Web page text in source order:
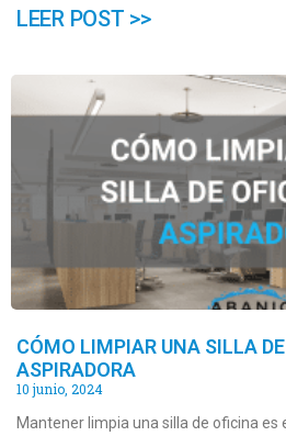
LEER POST >>
CÓMO LIMPIAR UNA SILLA
ASPIRADORA
10 junio, 2024
Mantener limpia una silla de oficina es